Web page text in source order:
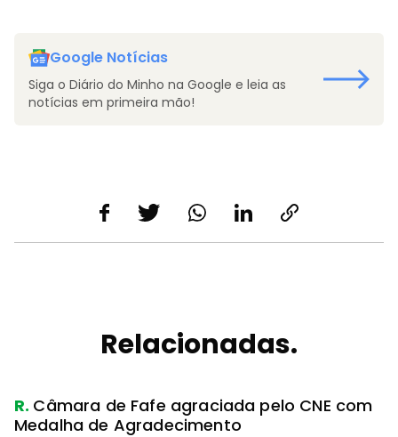
Google Notícias
Siga o Diário do Minho na Google e leia as
notícias em primeira mão!
Relacionadas.
R. Câmara de Fafe agraciada pelo CNE com
Medalha de Agradecimento